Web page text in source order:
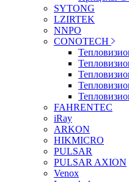
SYTONG
LZIRTEK
NNPO
CONOTECH
FAHRENTEC
iRay
ARKON
HIKMICRO
PULSAR
PULSAR AXION
Venox